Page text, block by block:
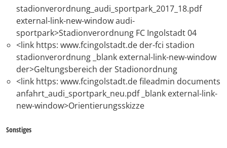
stadionverordnung_audi_sportpark_2017_18.pdf
external-link-new-window audi-
sportpark>Stadionverordnung FC Ingolstadt 04
<link https: www.fcingolstadt.de der-fci stadion
stadionverordnung _blank external-link-new-window
der>Geltungsbereich der Stadionordnung
<link https: www.fcingolstadt.de fileadmin documents
anfahrt_audi_sportpark_neu.pdf _blank external-link-
new-window>Orientierungsskizze
Sonstiges